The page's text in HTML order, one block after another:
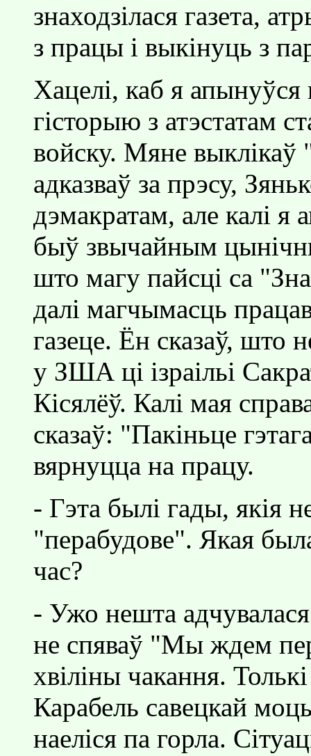
знаходзiлася газета,
з працы i выкiнуць з
Хацелi, каб я
гiсторыю з атэстатам
войску. Мяне выклiкаў
адказваў за прэсу,
дэмакратам, але калi я
быў звычайным
што магу пайсцi са
далi магчымасць
газеце. Ён сказаў, што
у ЗША цi iзраiльi
Кiсялёў. Калi мая
сказаў: "Пакiньце
вярнуцца на працу.
- Гэта былi гады, якiя
"перабудове". Якая
час?
- Ужо нешта
не спяваў "Мы ждем
хвiлiны чакання.
Карабель савецкай
наелiся па горла.